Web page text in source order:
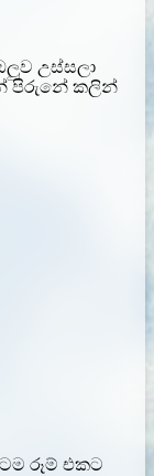
උස්සලා
පිරුනේ කලින්
රූම් එකට